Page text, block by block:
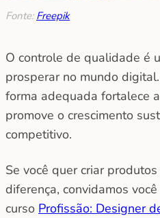
Fonte: Freepik
O controle de qualidade é
prosperar no mundo
forma adequada fortalece
promove o crescimento
competitivo.
Se você quer criar
diferença, convidamos
curso Profissão: Designer